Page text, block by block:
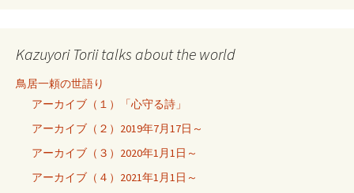
Kazuyori Torii talks about the world
鳥居一頼の世語り
アーカイブ（１）「心守る詩」
アーカイブ（２）2019年7月17日～
アーカイブ（３）2020年1月1日～
アーカイブ（４）2021年1月1日～